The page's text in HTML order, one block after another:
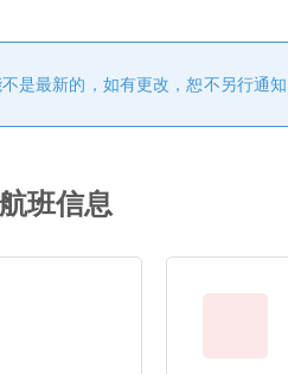
是最新的，如有更改，恕不另行通
班信息